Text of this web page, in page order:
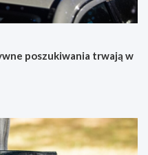
poszukiwania trwają w